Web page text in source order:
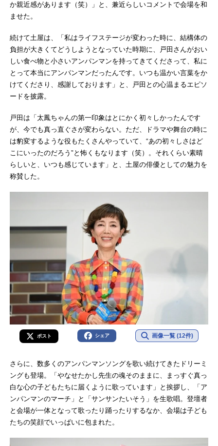
か親近感があります（笑）」と、兼近らしいコメントで会場を和
ませた。
続けて土屋は、「私はライフステージが変わった時に、結構体の
負担が大きくてどうしようとなっていた時期に、戸田さんがおい
しい食べ物と小さいアンパンマンを持ってきてくださって、私に
とって本当にアンパンマンだったんです。いつも温かい言葉をか
けてくださり、感謝しております」と、戸田との心温まるエピソ
ードを披露。
戸田は「太鳳ちゃんの第一印象はとにかく初々しかったんです
が、今でも真っ直ぐさが変わらない。ただ、ドラマや舞台の時に
は豹変するような役もたくさんやっていて、“あの初々しさはど
こにいったのだろう”と怖くもなります（笑）。それくらい素晴
らしいと、いつも感じています」と、土屋の俳優としての魅力を
称賛した。
ポスト シェア 画像一覧 (12件)
さらに、数多くのアンパンマンソングを歌い続けてきたドリーミ
ングも登場。「やなせたかし先生の魂そのままに、まっすぐ真っ
白な心の子どもたちに届くように歌っています」と挨拶し、「ア
ンパンマンのマーチ」と「サンサンたいそう」を生歌唱。登壇者
と会場が一体となって歌ったり踊ったりするなか、会場は子ども
たちの笑顔でいっぱいに包まれた。